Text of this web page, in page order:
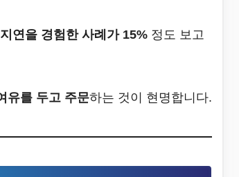
연을 경험한 사례가 15% 정도 보고
유를 두고 주문하는 것이 현명합니다.